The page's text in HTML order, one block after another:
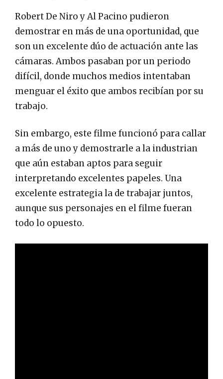
Robert De Niro y Al Pacino pudieron
demostrar en más de una oportunidad, que
son un excelente dúo de actuación ante las
cámaras. Ambos pasaban por un periodo
difícil, donde muchos medios intentaban
menguar el éxito que ambos recibían por su
trabajo.
Sin embargo, este filme funcionó para callar
a más de uno y demostrarle a la industrian
que aún estaban aptos para seguir
interpretando excelentes papeles. Una
excelente estrategia la de trabajar juntos,
aunque sus personajes en el filme fueran
todo lo opuesto.